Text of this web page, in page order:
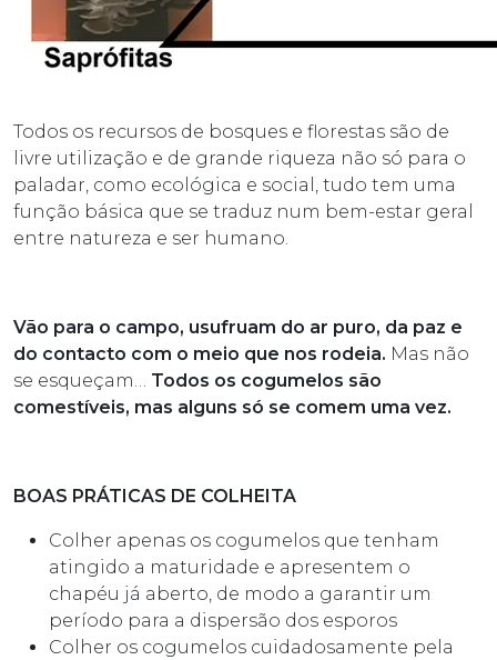
Todos os recursos de bosques e florestas são de
livre utilização e de grande riqueza não só para o
paladar, como ecológica e social, tudo tem uma
função básica que se traduz num bem-estar geral
entre natureza e ser humano.
Vão para o campo, usufruam do ar puro, da paz e
do contacto com o meio que nos rodeia. Mas não
se esqueçam… Todos os cogumelos são
comestíveis, mas alguns só se comem uma vez.
BOAS PRÁTICAS DE COLHEITA
Colher apenas os cogumelos que tenham
atingido a maturidade e apresentem o
chapéu já aberto, de modo a garantir um
período para a dispersão dos esporos
Colher os cogumelos cuidadosamente pela